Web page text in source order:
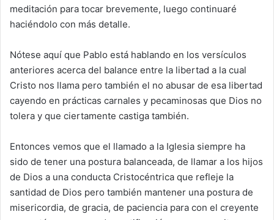
meditación para tocar brevemente, luego continuaré
haciéndolo con más detalle.
Nótese aquí que Pablo está hablando en los versículos
anteriores acerca del balance entre la libertad a la cual
Cristo nos llama pero también el no abusar de esa libertad
cayendo en prácticas carnales y pecaminosas que Dios no
tolera y que ciertamente castiga también.
Entonces vemos que el llamado a la Iglesia siempre ha
sido de tener una postura balanceada, de llamar a los hijos
de Dios a una conducta Cristocéntrica que refleje la
santidad de Dios pero también mantener una postura de
misericordia, de gracia, de paciencia para con el creyente